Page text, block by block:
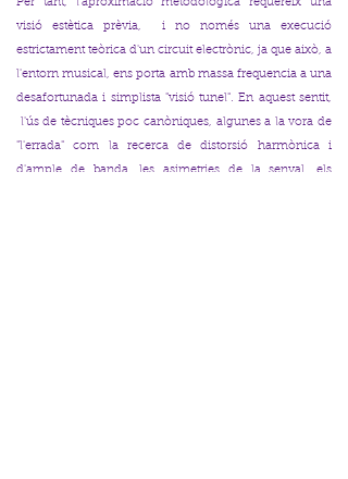
Per tant, l'aproximació metodològica requereix una
visió estètica prèvia, i no només una execució
estrictament teòrica d'un circuit electrònic, ja que això, a
l'entorn musical, ens porta amb massa frequencia a una
desafortunada i simplista "visió tunel". En aquest sentit,
l'ús de tècniques poc canòniques, algunes a la vora de
"l'errada" com la recerca de distorsió harmònica i
d'ample de banda, les asimetries de la senyal, els